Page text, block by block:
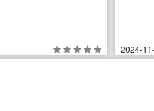
2024-